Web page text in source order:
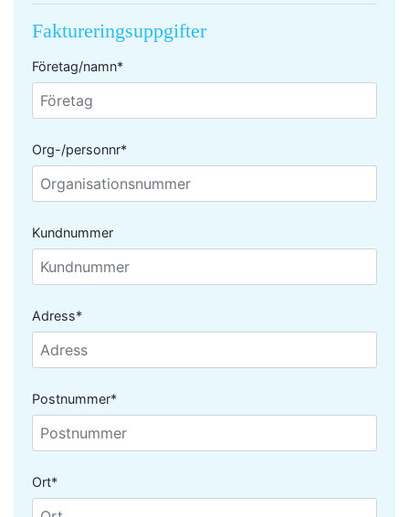
Faktureringsuppgifter
Företag/namn*
Org-/personnr*
Kundnummer
Adress*
Postnummer*
Ort*